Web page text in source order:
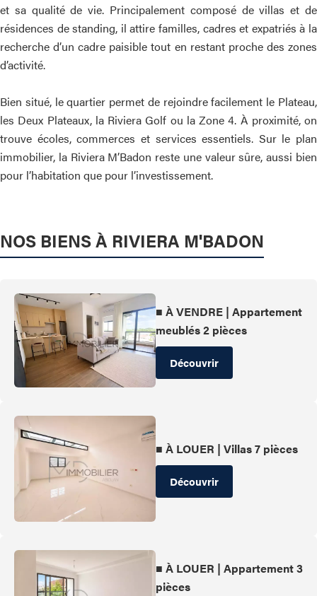
et sa qualité de vie. Principalement composé de villas et de
résidences de standing, il attire familles, cadres et expatriés à la
recherche d’un cadre paisible tout en restant proche des zones
d’activité.
Bien situé, le quartier permet de rejoindre facilement le Plateau,
les Deux Plateaux, la Riviera Golf ou la Zone 4. À proximité, on
trouve écoles, commerces et services essentiels. Sur le plan
immobilier, la Riviera M’Badon reste une valeur sûre, aussi bien
pour l’habitation que pour l’investissement.
NOS BIENS À RIVIERA M'BADON
■ À VENDRE | Appartement
meublés 2 pièces
Découvrir
■ À LOUER | Villas 7 pièces
Découvrir
■ À LOUER | Appartement 3
pièces